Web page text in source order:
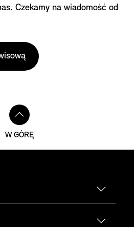
Czekamy na wiadomość od
W GÓRĘ